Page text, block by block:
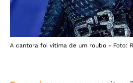
A cantora foi vítima de um roubo - Foto: